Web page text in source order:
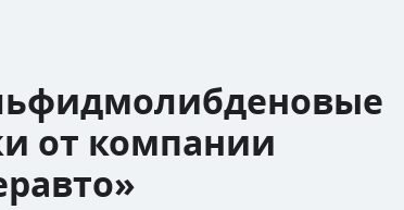
от компании